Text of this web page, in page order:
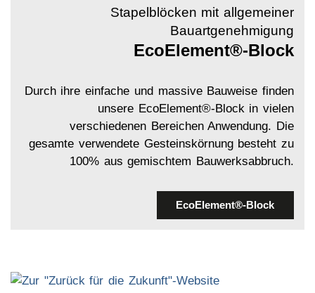
Stapelblöcken mit allgemeiner
Bauartgenehmigung
EcoElement®-Block
Durch ihre einfache und massive Bauweise finden
unsere EcoElement®-Block in vielen
verschiedenen Bereichen Anwendung. Die
gesamte verwendete Gesteinskörnung besteht zu
100% aus gemischtem Bauwerksabbruch.
EcoElement®-Block